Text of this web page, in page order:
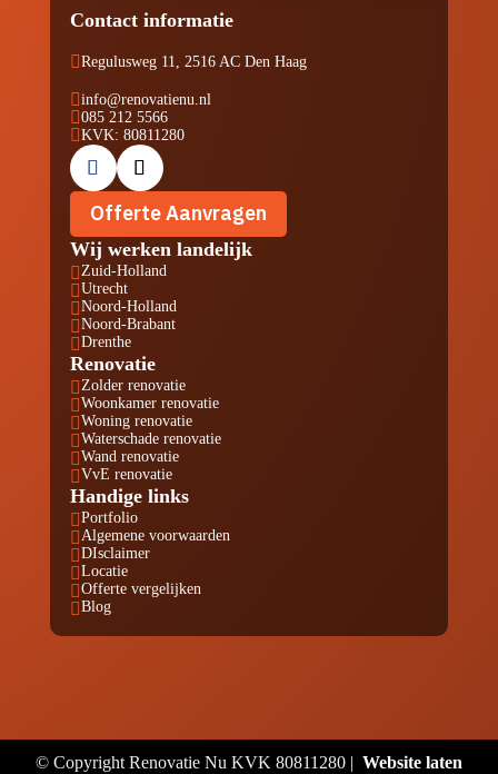
Contact informatie
Regulusweg 11, 2516 AC Den Haag
info@renovatienu.nl
085 212 5566
 KVK: 80811280
Offerte Aanvragen
Wij werken landelijk
 Zuid-Holland
Utrecht
Noord-Holland
Noord-Brabant
Drenthe
Renovatie
 Zolder renovatie
 Woonkamer renovatie
 Woning renovatie
 Waterschade renovatie
 Wand renovatie
 VvE renovatie
Handige links
 Portfolio
 Algemene voorwaarden
 DIsclaimer
 Locatie
 Offerte vergelijken
 Blog
© Copyright Renovatie Nu KVK 80811280 | Website laten